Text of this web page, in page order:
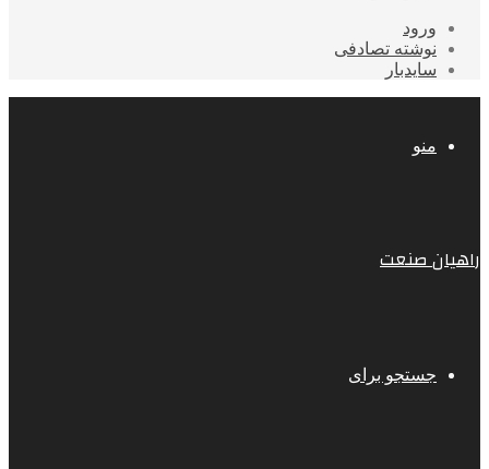
ورود
نوشته تصادفی
سایدبار
منو
راهیان صنعت
جستجو برای